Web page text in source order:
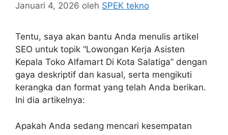
Januari 4, 2026 oleh SPEK tekno
Tentu, saya akan bantu Anda menulis artikel
SEO untuk topik “Lowongan Kerja Asisten
Kepala Toko Alfamart Di Kota Salatiga” dengan
gaya deskriptif dan kasual, serta mengikuti
kerangka dan format yang telah Anda berikan.
Ini dia artikelnya:
Apakah Anda sedang mencari kesempatan